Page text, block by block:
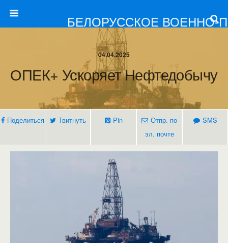
БЕЛОРУССКОЕ ВОЕННО-
04.04.2025
ОПЕК+ Ускоряет Нефтедобычу
Поделиться Твитнуть Pin
Отпр. по
эл. почте
SMS